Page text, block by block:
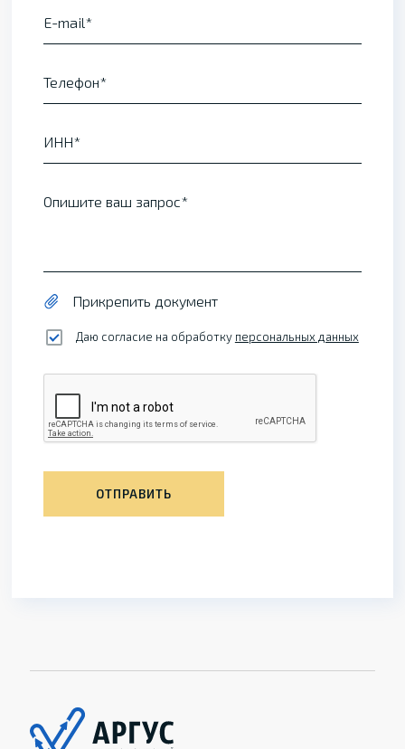
E-mail
Телефон
ИНН
Опишите ваш запрос
Прикрепить документ
Даю согласие на обработку персональных данных
ОТПРАВИТЬ